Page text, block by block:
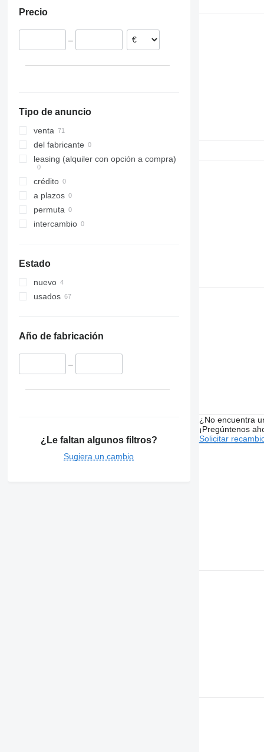
Polonia
Dinamarca
Precio
–
Tipo de anuncio
venta
del fabricante
leasing (alquiler con opción a compra)
crédito
a plazos
permuta
intercambio
Estado
nuevo
usados
Año de fabricación
–
¿Le faltan algunos filtros?
Sugiera un cambio
¿No encuentra
¡Pregúntenos
Solicitar